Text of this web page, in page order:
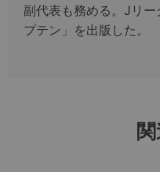
副代表も務める。Jリ
プテン」を出版した。